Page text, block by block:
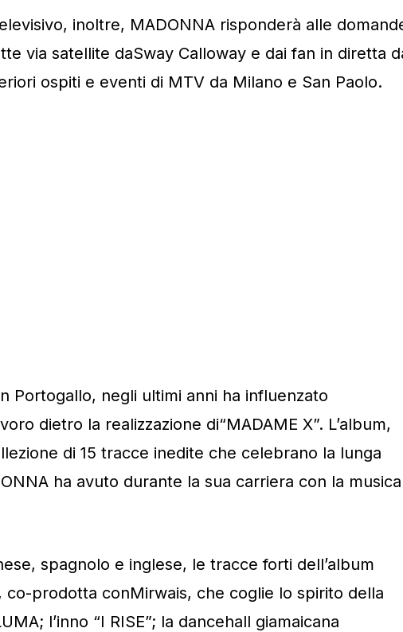
inoltre, MADONNA risponderà alle
via satellite daSway Calloway e dai fan in diretta
ospiti e eventi di MTV da Milano e San Paolo.
Portogallo, negli ultimi anni ha influenzato
dietro la realizzazione di“MADAME X”. L’album,
di 15 tracce inedite che celebrano la lunga
ha avuto durante la sua carriera con la musica
spagnolo e inglese, le tracce forti dell’album
co-prodotta conMirwais, che coglie lo spirito della
l’inno “I RISE”; la dancehall giamaicana